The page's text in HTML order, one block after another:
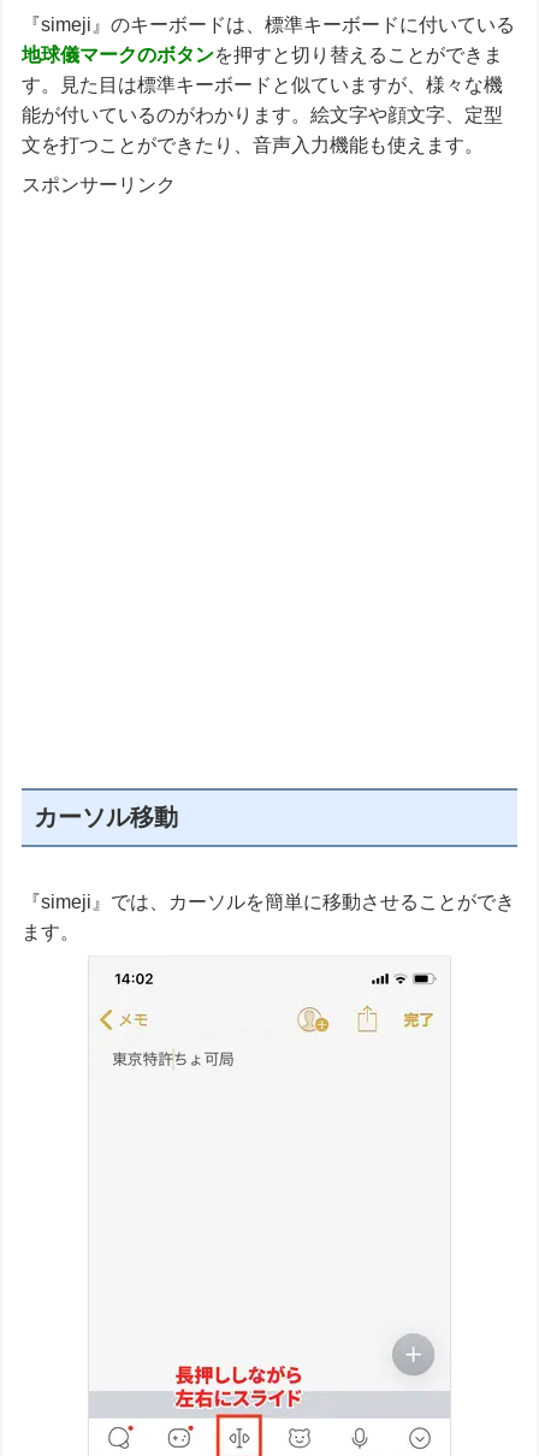
『simeji』のキーボードは、標準キーボードに付いている
地球儀マークのボタンを押すと切り替えることができま
す。見た目は標準キーボードと似ていますが、様々な機
能が付いているのがわかります。絵文字や顔文字、定型
文を打つことができたり、音声入力機能も使えます。
スポンサーリンク
カーソル移動
『simeji』では、カーソルを簡単に移動させることができ
ます。